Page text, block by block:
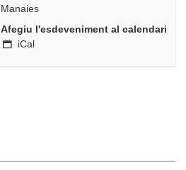
Manaies
Afegiu l'esdeveniment al calendari
iCal